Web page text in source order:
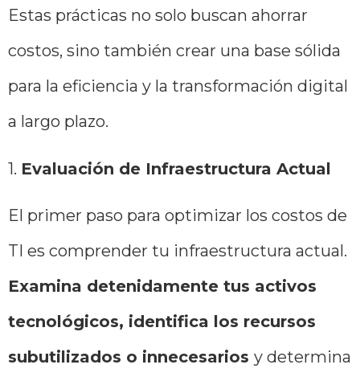
Estas prácticas no solo buscan ahorrar
costos, sino también crear una base sólida
para la eficiencia y la transformación digital
a largo plazo.
1. Evaluación de Infraestructura Actual
El primer paso para optimizar los costos de
TI es comprender tu infraestructura actual.
Examina detenidamente tus activos
tecnológicos, identifica los recursos
subutilizados o innecesarios y determina